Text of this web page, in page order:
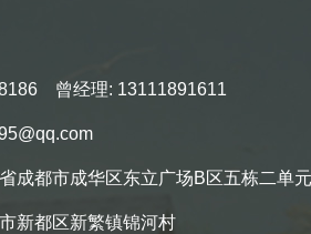
曾经理: 13111891611
成都市成华区东立广场B区五栋二单
新都区新繁镇锦河村